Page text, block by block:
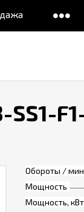
Обороты /
Мощность
Мощность, кВт